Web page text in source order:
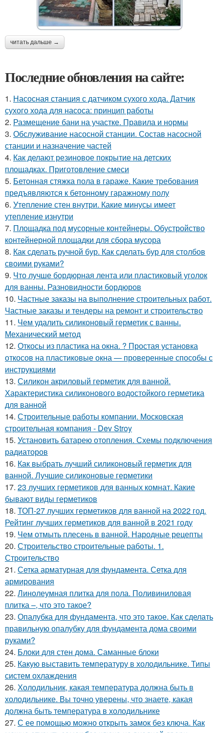
читать дальше →
Последние обновления на сайте:
1. Насосная станция с датчиком сухого хода. Датчик
сухого хода для насоса: принцип работы
2. Размещение бани на участке. Правила и нормы
3. Обслуживание насосной станции. Состав насосной
станции и назначение частей
4. Как делают резиновое покрытие на детских
площадках. Приготовление смеси
5. Бетонная стяжка пола в гараже. Какие требования
предъявляются к бетонному гаражному полу
6. Утепление стен внутри. Какие минусы имеет
утепление изнутри
7. Площадка под мусорные контейнеры. Обустройство
контейнерной площадки для сбора мусора
8. Как сделать ручной бур. Как сделать бур для столбов
своими руками?
9. Что лучше бордюрная лента или пластиковый уголок
для ванны. Разновидности бордюров
10. Частные заказы на выполнение строительных работ.
Частные заказы и тендеры на ремонт и строительство
11. Чем удалить силиконовый герметик с ванны.
Механический метод
12. Откосы из пластика на окна. ? Простая установка
откосов на пластиковые окна — проверенные способы с
инструкциями
13. Силикон акриловый герметик для ванной.
Характеристика силиконового водостойкого герметика
для ванной
14. Строительные работы компании. Московская
строительная компания - Dev Stroy
15. Установить батарею отопления. Схемы подключения
радиаторов
16. Как выбрать лучший силиконовый герметик для
ванной. Лучшие силиконовые герметики
17. 23 лучших герметиков для ванных комнат. Какие
бывают виды герметиков
18. ТОП-27 лучших герметиков для ванной на 2022 год.
Рейтинг лучших герметиков для ванной в 2021 году
19. Чем отмыть плесень в ванной. Народные рецепты
20. Строительство строительные работы. 1.
Строительство
21. Сетка арматурная для фундамента. Сетка для
армирования
22. Линолеумная плитка для пола. Поливиниловая
плитка –, что это такое?
23. Опалубка для фундамента, что это такое. Как сделать
правильную опалубку для фундамента дома своими
руками?
24. Блоки для стен дома. Саманные блоки
25. Какую выставить температуру в холодильнике. Типы
систем охлаждения
26. Холодильник, какая температура должна быть в
холодильнике. Вы точно уверены, что знаете, какая
должна быть температура в холодильнике
27. С ее помощью можно открыть замок без ключа. Как